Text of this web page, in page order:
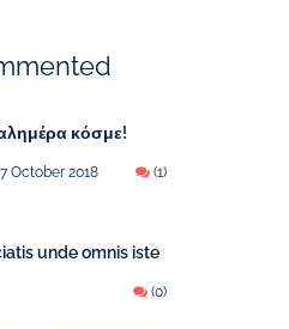
κόσμε!
7 October 2018 (1)
unde omnis iste
(0)